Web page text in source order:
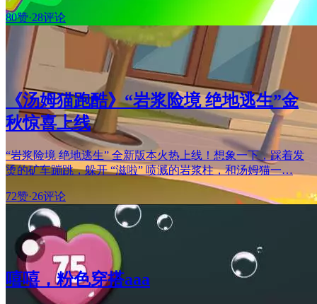
80赞·28评论
《汤姆猫跑酷》“岩浆险境 绝地逃生”金
秋惊喜上线
“岩浆险境 绝地逃生” 全新版本火热上线！想象一下，踩着发
烫的矿车蹦跳，躲开 “滋啦” 喷溅的岩浆柱，和汤姆猫一…
72赞·26评论
嘻嘻，粉色穿搭aaa